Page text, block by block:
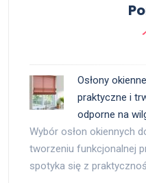
Osłony
praktyczne i
odporne na
Wybór osłon okiennych
tworzeniu funkcjonalnej
spotyka się z